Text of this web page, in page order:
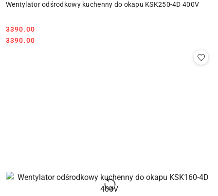
Wentylator odśrodkowy kuchenny do okapu KSK250-4D 400V
Cena:
3390.00
Cena:
3390.00